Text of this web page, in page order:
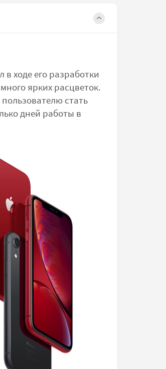
ходе его разработки
ярких расцветок.
стать
дней работы в